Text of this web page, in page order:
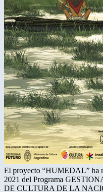
El proyecto “HUMEDAL” ha
2021 del Programa
DE CULTURA DE LA